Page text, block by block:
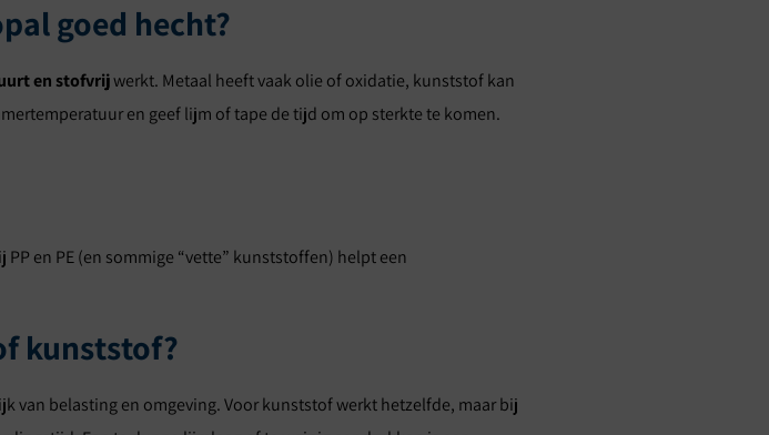
goed hecht?
en stofvrijwerkt. Metaal heeft vaak olie of oxidatie, kunststof kan
en geef lijm of tape de tijd om op sterkte te komen.
en PE (en sommige “vette” kunststoffen) helpt een
kunststof?
van belasting en omgeving. Voor kunststof werkt hetzelfde, maar bij